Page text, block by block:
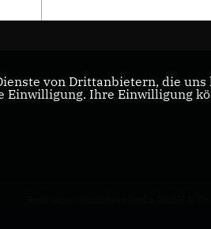
von Drittanbietern, die uns
Einwilligung. Ihre Einwilligung